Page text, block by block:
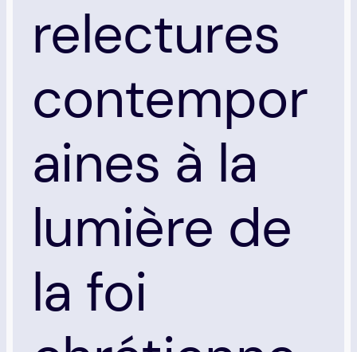
relectures
contempor
aines à la
lumière de
la foi